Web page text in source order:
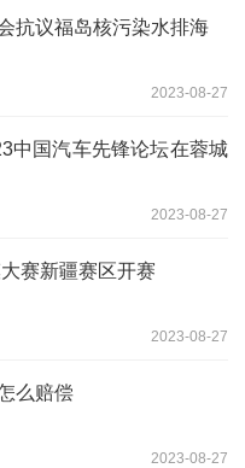
抗议福岛核污染水排海
2023-08-27
中国汽车先锋论坛在蓉城
2023-08-27
赛新疆赛区开赛
2023-08-27
么赔偿
2023-08-27